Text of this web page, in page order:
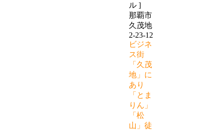
ル ]
那覇市
久茂地
2-23-12
ビジネ
ス街
「久茂
地」に
あり
「とま
りん」
「松
山」徒